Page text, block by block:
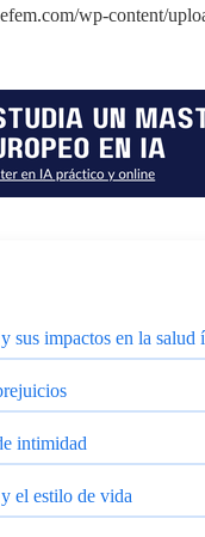
sus impactos en la salud
intimidad
el estilo de vida